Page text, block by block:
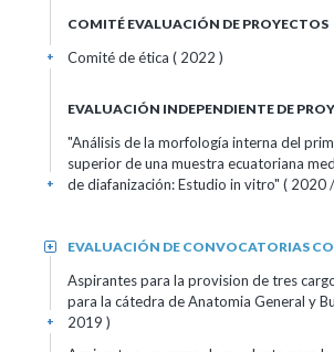
COMITÉ EVALUACIÓN DE PROYECTOS
Comité de ética ( 2022 )
+
EVALUACIÓN INDEPENDIENTE DE
"Análisis de la morfología interna del
superior de una muestra ecuatoriana
de diafanización: Estudio in vitro" ( 2020
+
EVALUACIÓN DE CONVOCATORIAS
+
Aspirantes para la provision de tres
para la cátedra de Anatomia General y
2019 )
+